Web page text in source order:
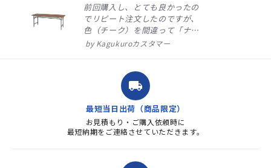
前回購入し、とても良かったの
でリピート注文したのですが、
色（チーク）を間違って「ナチ
ュラル」としてしまいました。
ました。商品到着も早く、品
質・使いやすさで満足していま
す。また、リピートするときは
よろしくお...
Kagukuroカスタマー
local_shipping
最短当日出荷（商品限定）
お見積もり・ご購入依頼時に
最短納期をご連絡させていただきます。